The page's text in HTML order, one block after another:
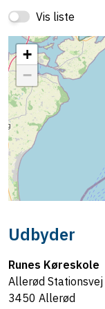
Vis liste
+
−
Udbyder
Runes Køreskole
Allerød
3450 Allerød